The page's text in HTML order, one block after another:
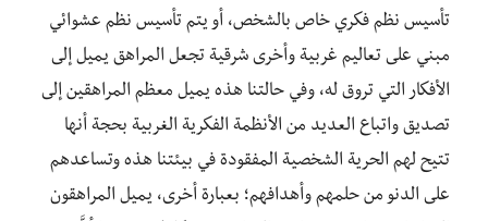
تأسيس نظم فكري خاص بالشخص، أو يتم تأسيس نظم عشوائي
مبني على تعاليم غربية وأخرى شرقية تجعل المراهق يميل إلى
الأفكار التي تروق له، وفي حالتنا هذه يميل معظم المراهقين إلى
تصديق واتباع العديد من الأنظمة الفكرية الغربية بحجة أنها
تتيح لهم الحرية الشخصية المفقودة في بيئتنا هذه وتساعدهم
على الدنو من حلمهم وأهدافهم؛ بعبارة أخرى، يميل المراهقون